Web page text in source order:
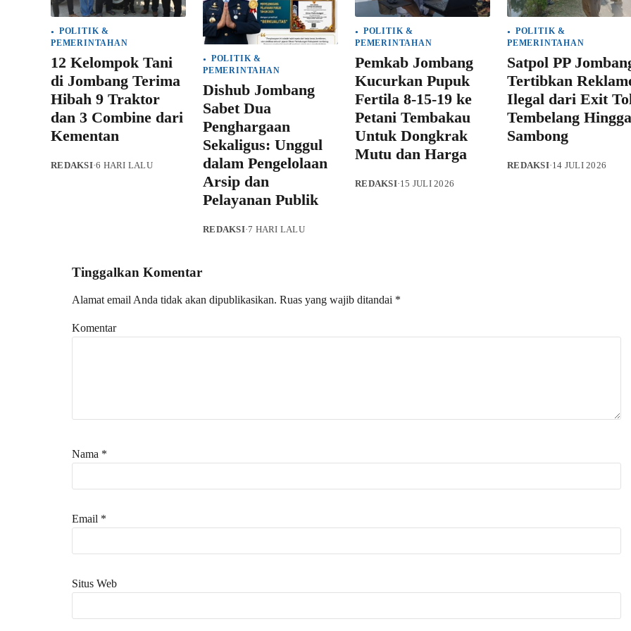
POLITIK &
PEMERINTAHAN
12 Kelompok Tani
di Jombang Terima
Hibah 9 Traktor
dan 3 Combine dari
Kementan
REDAKSI·6 HARI LALU
POLITIK &
PEMERINTAHAN
Dishub Jombang
Sabet Dua
Penghargaan
Sekaligus: Unggul
dalam Pengelolaan
Arsip dan
Pelayanan Publik
REDAKSI·7 HARI LALU
POLITIK &
PEMERINTAHAN
Pemkab Jombang
Kucurkan Pupuk
Fertila 8-15-19 ke
Petani Tembakau
Untuk Dongkrak
Mutu dan Harga
REDAKSI·15 JULI 2026
POLITIK &
PEMERINTAHAN
Satpol PP
Tertibkan
Ilegal dari Exit
Tembelang Hingga
Sambong
REDAKSI·14 JULI 2026
Tinggalkan Komentar
Alamat email Anda tidak akan dipublikasikan. Ruas yang wajib ditandai *
Komentar
Nama *
Email *
Situs Web